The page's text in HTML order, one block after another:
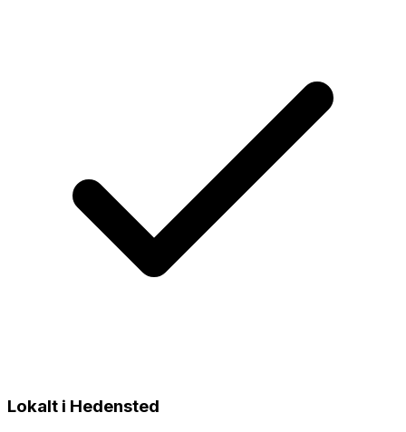
Lokalt i Hedensted